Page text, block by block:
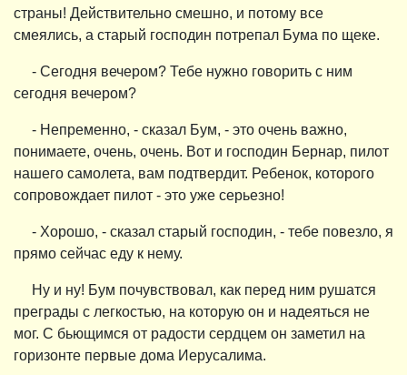
страны! Действительно смешно, и потому все
смеялись, а старый господин потрепал Бума по щеке.
- Сегодня вечером? Тебе нужно говорить с ним
сегодня вечером?
- Непременно, - сказал Бум, - это очень важно,
понимаете, очень, очень. Вот и господин Бернар, пилот
нашего самолета, вам подтвердит. Ребенок, которого
сопровождает пилот - это уже серьезно!
- Хорошо, - сказал старый господин, - тебе повезло, я
прямо сейчас еду к нему.
Ну и ну! Бум почувствовал, как перед ним рушатся
преграды с легкостью, на которую он и надеяться не
мог. С бьющимся от радости сердцем он заметил на
горизонте первые дома Иерусалима.